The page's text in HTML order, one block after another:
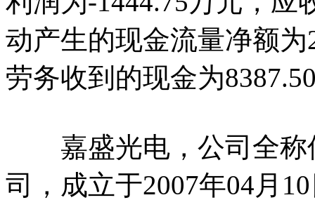
动产生的现金流量净额
劳务收到的现金为
嘉盛光电，公司全称
司，成立于2007年04月